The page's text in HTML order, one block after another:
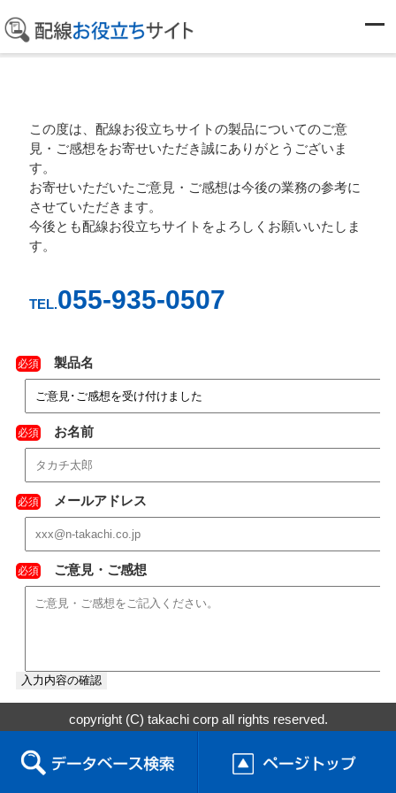
ご意見･ご感想を受け付けました
この度は、配線お役立ちサイトの製品についてのご意
見・ご感想をお寄せいただき誠にありがとうございま
す。
お寄せいただいたご意見・ご感想は今後の業務の参考に
させていただきます。
今後とも配線お役立ちサイトをよろしくお願いいたしま
す。
TEL.055-935-0507
必須 製品名
必須 お名前
必須 メールアドレス
必須 ご意見・ご感想
copyright (C) takachi corp all rights reserved.